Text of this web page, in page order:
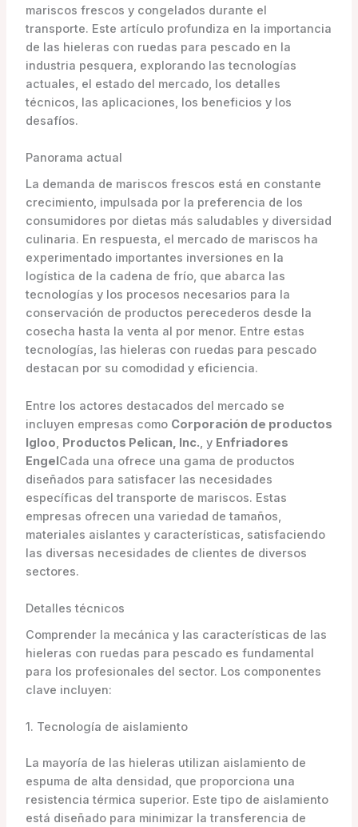
mariscos frescos y congelados durante el
transporte. Este artículo profundiza en la importancia
de las hieleras con ruedas para pescado en la
industria pesquera, explorando las tecnologías
actuales, el estado del mercado, los detalles
técnicos, las aplicaciones, los beneficios y los
desafíos.
Panorama actual
La demanda de mariscos frescos está en constante
crecimiento, impulsada por la preferencia de los
consumidores por dietas más saludables y diversidad
culinaria. En respuesta, el mercado de mariscos ha
experimentado importantes inversiones en la
logística de la cadena de frío, que abarca las
tecnologías y los procesos necesarios para la
conservación de productos perecederos desde la
cosecha hasta la venta al por menor. Entre estas
tecnologías, las hieleras con ruedas para pescado
destacan por su comodidad y eficiencia.
Entre los actores destacados del mercado se
incluyen empresas como Corporación de productos
Igloo Productos Pelican, Inc. , y Enfriadores
EngelCada una ofrece una gama de productos
diseñados para satisfacer las necesidades
específicas del transporte de mariscos. Estas
empresas ofrecen una variedad de tamaños,
materiales aislantes y características, satisfaciendo
las diversas necesidades de clientes de diversos
sectores.
Detalles técnicos
Comprender la mecánica y las características de las
hieleras con ruedas para pescado es fundamental
para los profesionales del sector. Los componentes
clave incluyen:
1. Tecnología de aislamiento
La mayoría de las hieleras utilizan aislamiento de
espuma de alta densidad, que proporciona una
resistencia térmica superior. Este tipo de aislamiento
está diseñado para minimizar la transferencia de